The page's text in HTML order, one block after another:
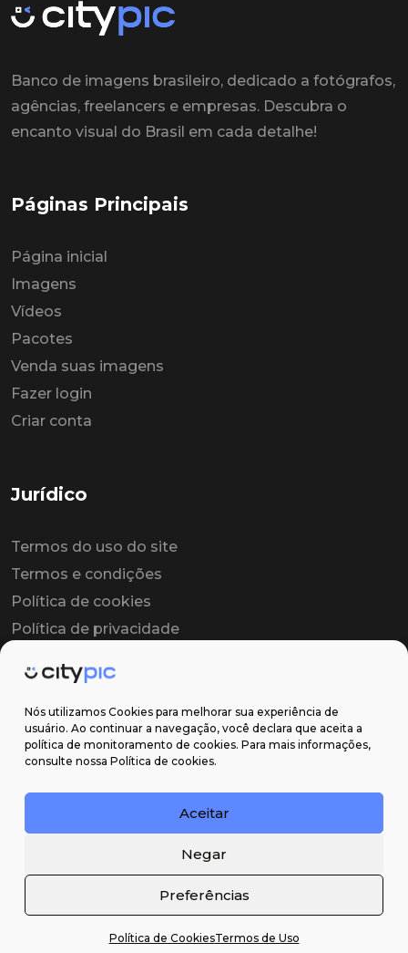
Nós utilizamos Cookies para melhorar sua experiência de
usuário. Ao continuar a navegação, você declara que aceita a
política de monitoramento de cookies. Para mais informações,
consulte nossa Política de cookies.
Aceitar
Negar
Preferências
Política de CookiesTermos de Uso
Banco de imagens brasileiro, dedicado a fotógrafos,
agências, freelancers e empresas. Descubra o
encanto visual do Brasil em cada detalhe!
Páginas Principais
Página inicial
Imagens
Vídeos
Pacotes
Venda suas imagens
Fazer login
Criar conta
Jurídico
Termos do uso do site
Termos e condições
Política de cookies
Política de privacidade
Contrato de licença
Suporte
Email: contato@citypic.com.br